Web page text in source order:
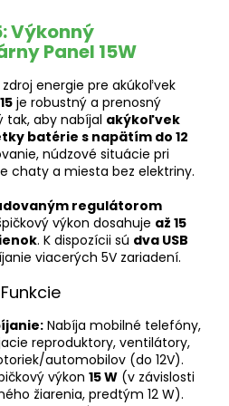
Výkonný
Panel 15W
energie pre akúkoľvek
je robustný a prenosný
tak, aby nabíjal akýkoľvek
batérie s napätím do 12
núdzové situácie pri
chaty a miesta bez elektriny.
regulátorom
výkon dosahuje až 15
. K dispozícii sú dva USB
viacerých 5V zariadení.
Nabíja mobilné telefóny,
reproduktory, ventilátory,
automobilov (do 12V).
výkon 15 W (v závislosti
žiarenia, predtým 12 W).